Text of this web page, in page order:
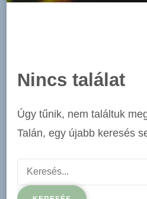
Nincs találat
Úgy tűnik, nem találtuk
Talán, egy újabb keresés